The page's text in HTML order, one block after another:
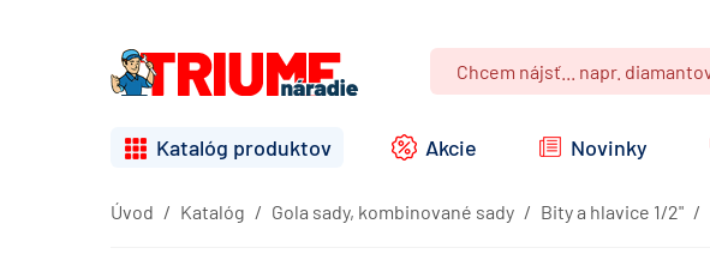
Katalóg produktov Akcie Novinky
Úvod Katalóg Gola sady, kombinované sady Bity a hlavice 1/2"